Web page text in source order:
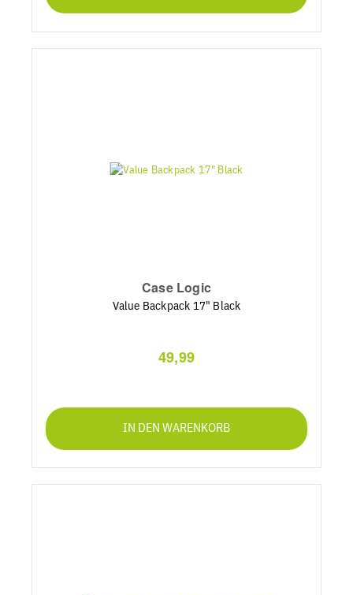
Case Logic
Value Backpack 17" Black
49,99
IN DEN WARENKORB